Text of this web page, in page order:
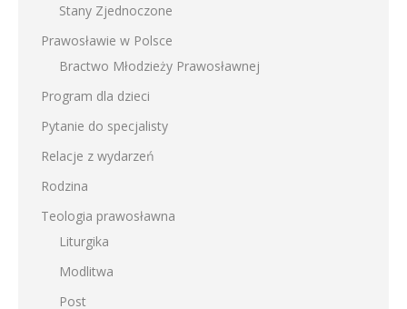
Stany Zjednoczone
Prawosławie w Polsce
Bractwo Młodzieży Prawosławnej
Program dla dzieci
Pytanie do specjalisty
Relacje z wydarzeń
Rodzina
Teologia prawosławna
Liturgika
Modlitwa
Post